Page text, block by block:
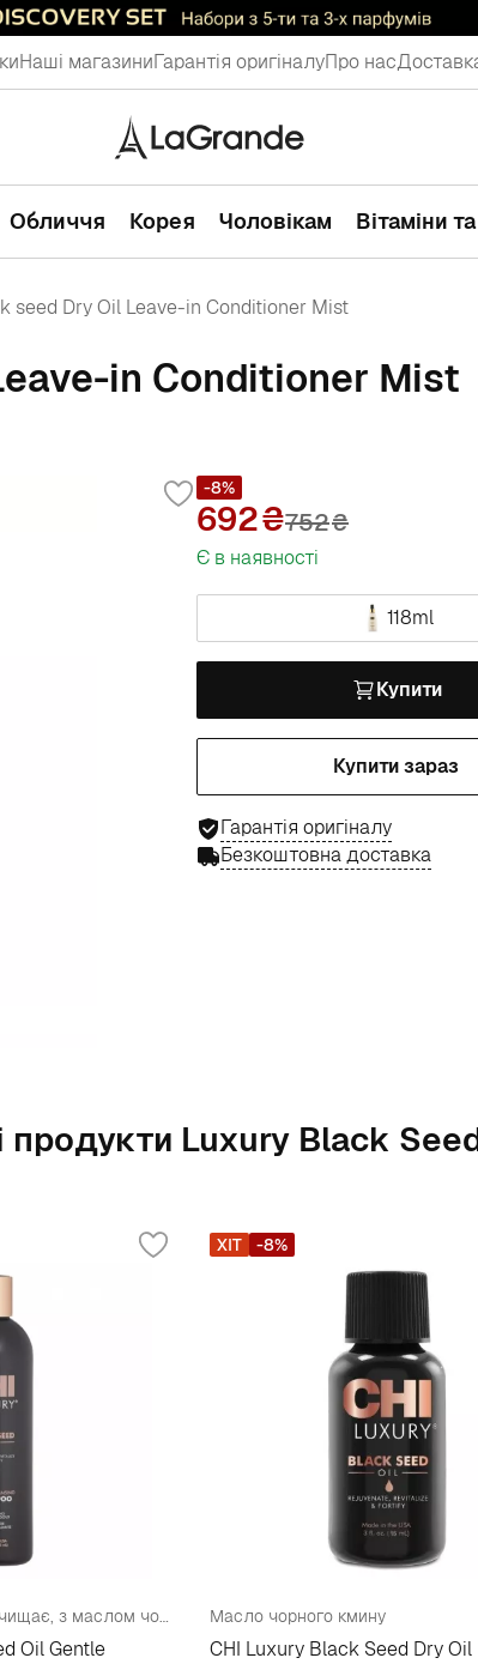
Наші магазиниГарантія оригіналуПро нас
Обличчя Корея Чоловікам Вітаміни
seed Dry Oil Leave-in Conditioner Mist
in Conditioner Mist
-8%
692 752₴
Є в наявності
118ml
Купити
Купити зараз
Гарантія оригіналу
Безкоштовна доставка
продукти Luxury Black
Ніжний шампунь, що очищає, з маслом чорного кмину
Oil Gentle
Масло чорного кмину
CHI Luxury Black Seed Dry Oil
ХІТ -8%